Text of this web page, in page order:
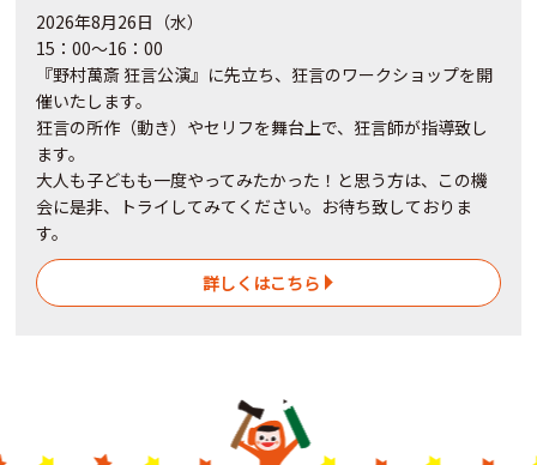
2026年8月26日（水）
15：00～16：00
『野村萬斎 狂言公演』に先立ち、狂言のワークショップを開
催いたします。
狂言の所作（動き）やセリフを舞台上で、狂言師が指導致し
ます。
大人も子どもも一度やってみたかった！と思う方は、この機
会に是非、トライしてみてください。お待ち致しておりま
す。
詳しくはこちら